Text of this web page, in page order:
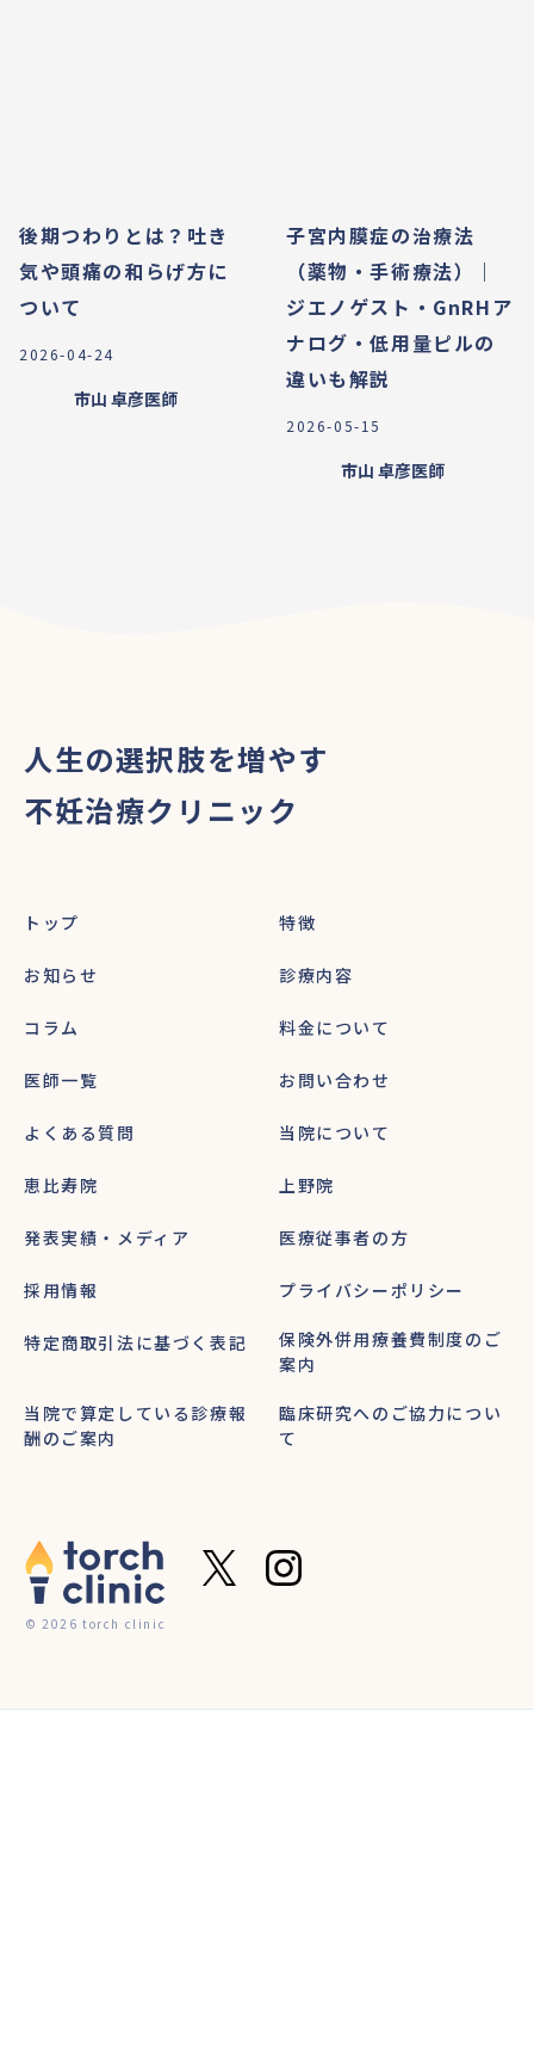
後期つわりとは？吐き
気や頭痛の和らげ方に
ついて
2026-04-24
市山 卓彦医師
子宮内膜症の治療法
（薬物・手術療法）｜
ジエノゲスト・GnRHア
ナログ・低用量ピルの
違いも解説
2026-05-15
市山 卓彦医師
人生の選択肢を増やす
不妊治療クリニック
トップ 特徴
お知らせ 診療内容
コラム 料金について
医師一覧 お問い合わせ
よくある質問 当院について
恵比寿院 上野院
発表実績・メディア 医療従事者の方
採用情報 プライバシーポリシー
特定商取引法に基づく表記
保険外併用療養費制度のご
案内
当院で算定している診療報
酬のご案内
臨床研究へのご協力につい
て
© 2026 torch clinic